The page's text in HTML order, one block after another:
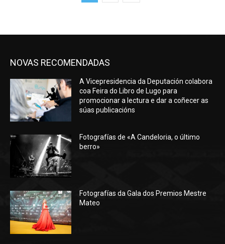
NOVAS RECOMENDADAS
A Vicepresidencia da Deputación colabora
coa Feira do Libro de Lugo para
promocionar a lectura e dar a coñecer as
súas publicacións
Fotografías de «A Candeloria, o último
berro»
Fotografías da Gala dos Premios Mestre
Mateo